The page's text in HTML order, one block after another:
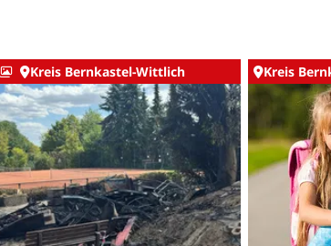
Kreis Bernkastel-Wittlich Kreis